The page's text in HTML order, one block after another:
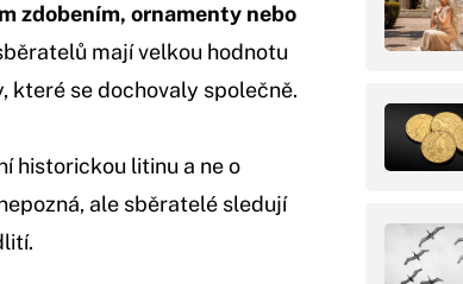
zdobením, ornamenty nebo
mají velkou hodnotu
které se dochovaly společně.
historickou litinu a ne o
ale sběratelé sledují